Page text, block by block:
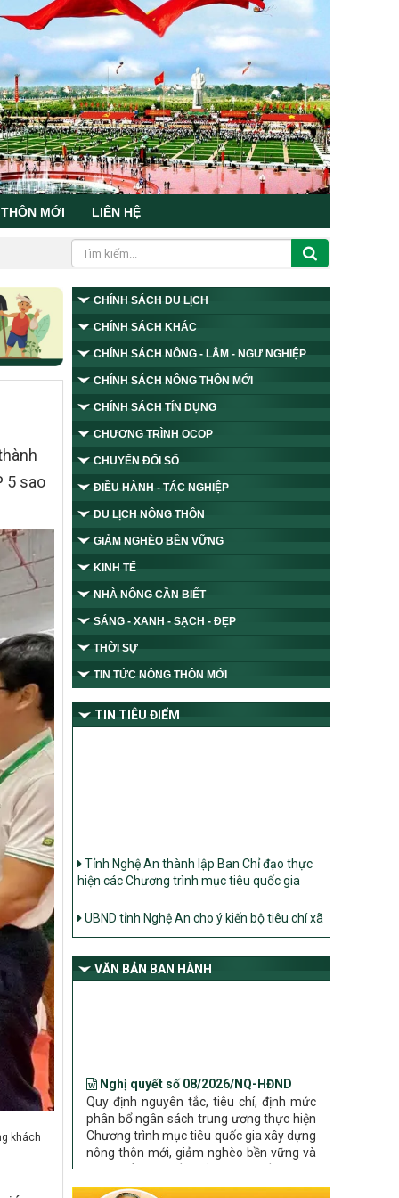
MỚI LIÊN HỆ
5 sao
khách
CHÍNH SÁCH DU LỊCH
CHÍNH SÁCH KHÁC
CHÍNH SÁCH NÔNG - LÂM - NGƯ NGHIỆP
CHÍNH SÁCH NÔNG THÔN MỚI
CHÍNH SÁCH TÍN DỤNG
CHƯƠNG TRÌNH OCOP
CHUYỂN ĐỔI SỐ
ĐIỀU HÀNH - TÁC NGHIỆP
DU LỊCH NÔNG THÔN
GIẢM NGHÈO BỀN VỮNG
KINH TẾ
NHÀ NÔNG CẦN BIẾT
SÁNG - XANH - SẠCH - ĐẸP
THỜI SỰ
TIN TỨC NÔNG THÔN MỚI
TIN TIÊU ĐIỂM
hiện các Chương trình mục tiêu quốc gia
Nông thôn mới
mục tiêu quốc gia xây dựng nông thôn mới,
giảm nghèo bền vững và phát triển kinh tế –
mục tiêu quốc gia trên địa bàn
VĂN BẢN BAN HÀNH
Chương trình mục tiêu quốc gia xây dựng
nông thôn mới, giảm nghèo bền vững và
phát triển kinh tế – xã hội vùng đồng bào
dân tộc thiểu số và miền núi giai đoạn
2026 – 2030 trên địa bàn tỉnh Nghệ An